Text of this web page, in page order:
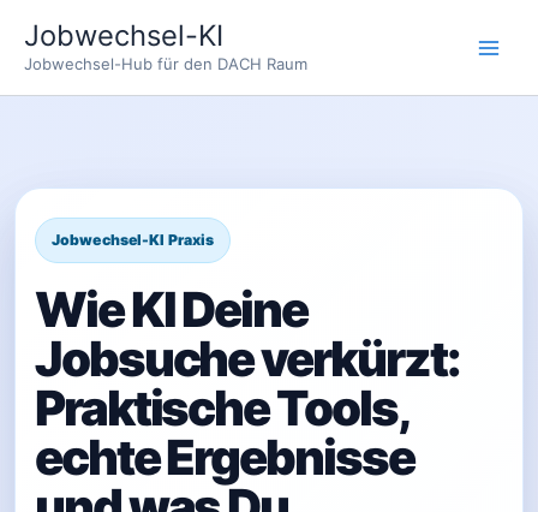
Inhalt
springen
Jobwechsel-KI
Jobwechsel-Hub für den DACH Raum
Wie KI Deine
Jobsuche verkürzt:
Praktische Tools,
echte Ergebnisse